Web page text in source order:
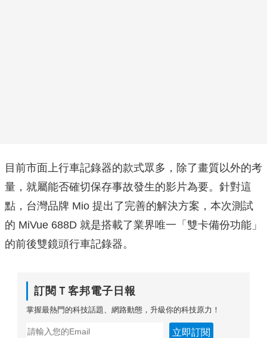
目前市面上行車記錄器的款式眾多，除了畫質以外的考
量，就屬能否確切保存事故發生的影片為要。針對這
點，台灣品牌 Mio 提出了完善的解決方案，本次測試
的 MiVue 688D 就是搭載了業界唯一「雙卡備份功能」
的前後雙鏡頭行車記錄器。
訂閱Ｔ客邦電子日報
掌握最熱門的科技話題、網路動態，升級你的科技原力！
立即訂閱